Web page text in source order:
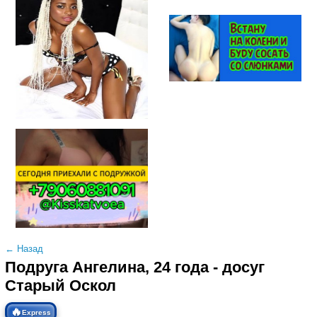
← Назад
Подруга Ангелина, 24 года - досуг
Старый Оскол
🔥Express